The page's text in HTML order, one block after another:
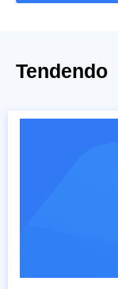
Tendendo